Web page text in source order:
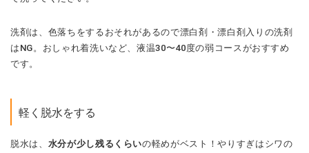
洗剤は、色落ちをするおそれがあるので漂白剤・漂白剤入りの洗剤
はNG。おしゃれ着洗いなど、液温30〜40度の弱コースがおすすめ
です。
軽く脱水をする
脱水は、 水分が少し残るくらいの軽めがベスト！やりすぎはシワの